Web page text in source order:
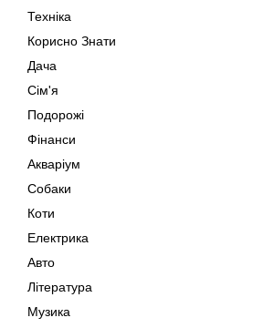
Техніка
Корисно Знати
Дача
Сім'я
Подорожі
Фінанси
Акваріум
Собаки
Коти
Електрика
Авто
Література
Музика